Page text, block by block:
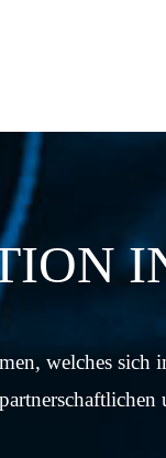
welches